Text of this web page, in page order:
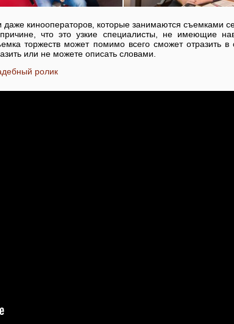
кинооператоров, которые занимаются съемками
что это узкие специалисты, не имеющие
торжеств может помимо всего сможет отразить в
или не можете описать словами.
ролик